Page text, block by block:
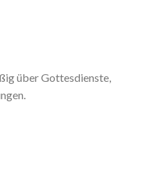
über Gottesdienste,